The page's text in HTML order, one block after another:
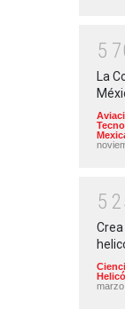
5 7
La
5 2